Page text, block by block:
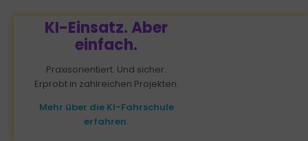
Die HomeOffice
Heroes freuen sich
KI-Einsatz. Aber
einfach.
Praxisorientiert. Und sicher.
Erprobt in zahlreichen Projekten.
Mehr über die KI-Fahrschule
erfahren.